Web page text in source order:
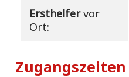
Ersthelfervor
Ort:
Zugangszeiten